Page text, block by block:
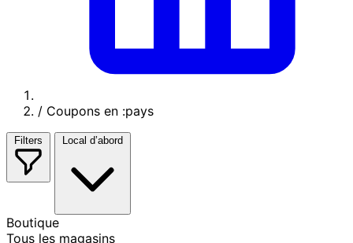
/ Coupons en :pays
Filters Local d’abord
Boutique
Tous les magasins